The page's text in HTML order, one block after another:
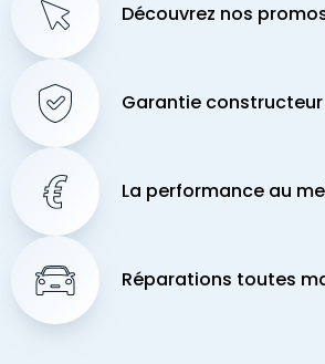
Découvrez nos
Garantie
La performance au
Réparations toutes